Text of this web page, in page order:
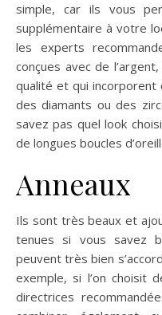
simple, car ils vous
supplémentaire à votre
les experts
conçues avec de
qualité et qui incorporent
des diamants ou des
savez pas quel look
de longues boucles
Anneaux
Ils sont très beaux et
tenues si vous savez
peuvent très bien
exemple, si l’on choisit
directrices